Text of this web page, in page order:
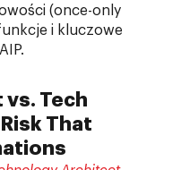
(once-only
i kluczowe
Tech
That